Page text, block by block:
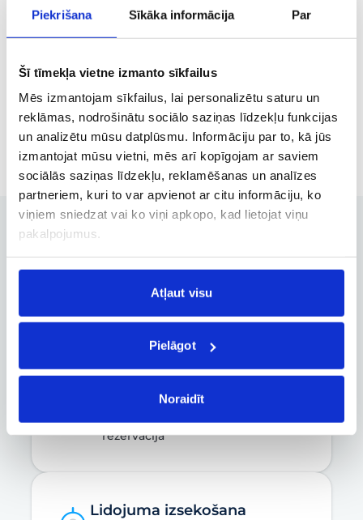
Piekrišana Sīkāka informācija Par
Šī tīmekļa vietne izmanto sīkfailus
Mēs izmantojam sīkfailus, lai personalizētu saturu un
reklāmas, nodrošinātu sociālo saziņas līdzekļu funkcijas
un analizētu mūsu datplūsmu. Informāciju par to, kā jūs
izmantojat mūsu vietni, mēs arī kopīgojam ar saviem
sociālās saziņas līdzekļu, reklamēšanas un analīzes
partneriem, kuri to var apvienot ar citu informāciju, ko
viņiem sniedzat vai ko viņi apkopo, kad lietojat viņu
pakalpojumus.
Atļaut visu
Pielāgot
Noraidīt
20.04, O. 516 €
Zadara ZAD
28.09, P. no 607 €
Rezervācijas pārvaldība
Rezervācijas maiņa, atcelšana un
Biznesa, dienesta un
darbatvaļinājuma lidojumu
rezervācija
Lidojuma izsekošana